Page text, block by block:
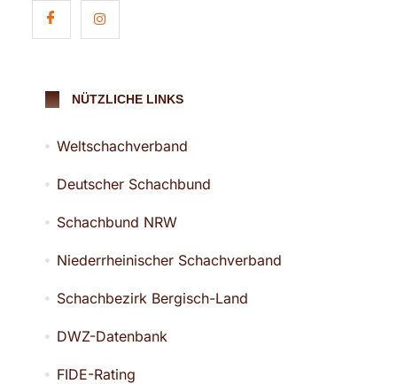
NÜTZLICHE LINKS
Weltschachverband
Deutscher Schachbund
Schachbund NRW
Niederrheinischer Schachverband
Schachbezirk Bergisch-Land
DWZ-Datenbank
FIDE-Rating